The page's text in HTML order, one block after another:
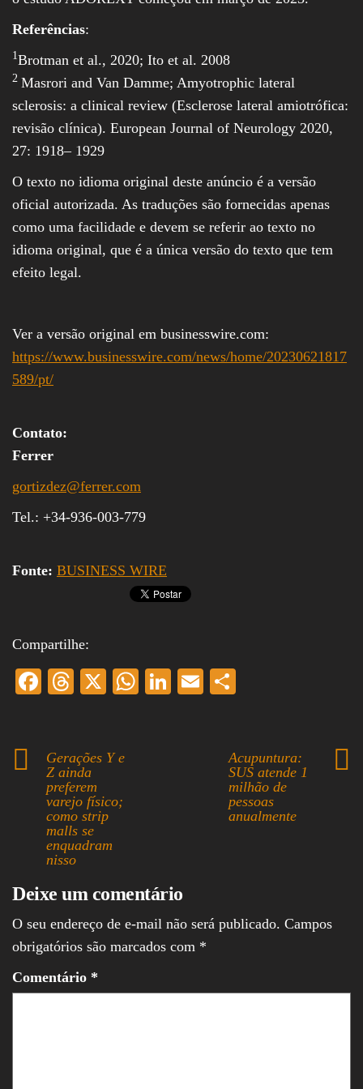
Referências:
1Brotman et al., 2020; Ito et al. 2008
2 Masrori and Van Damme; Amyotrophic lateral
sclerosis: a clinical review (Esclerose lateral amiotrófica:
revisão clínica). European Journal of Neurology 2020,
27: 1918– 1929
O texto no idioma original deste anúncio é a versão
oficial autorizada. As traduções são fornecidas apenas
como uma facilidade e devem se referir ao texto no
idioma original, que é a única versão do texto que tem
efeito legal.
Ver a versão original em businesswire.com:
https://www.businesswire.com/news/home/20230621817
589/pt/
Contato:
Ferrer
gortizdez@ferrer.com
Tel.: +34-936-003-779
Fonte: BUSINESS WIRE
Compartilhe:
Fa
ok
T
ds
X
W
Li
E
Gerações Y e
Z ainda
preferem
varejo físico;
como strip
malls se
enquadram
nisso
Acupuntura:
SUS atende 1
milhão de
pessoas
anualmente
Deixe um comentário
O seu endereço de e-mail não será publicado. Campos
obrigatórios são marcados com *
Comentário *